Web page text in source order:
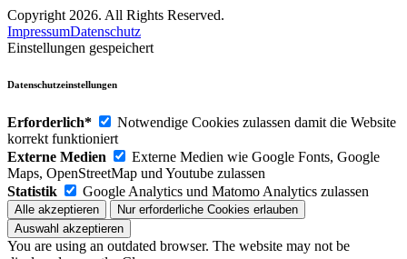
Copyright 2026. All Rights Reserved.
ImpressumDatenschutz
Einstellungen gespeichert
Datenschutzeinstellungen
Erforderlich*
Notwendige Cookies zulassen damit die Website
korrekt funktioniert
Externe Medien
Externe Medien wie Google Fonts, Google
Maps, OpenStreetMap und Youtube zulassen
Statistik
Google Analytics und Matomo Analytics zulassen
You are using an outdated browser. The website may not be